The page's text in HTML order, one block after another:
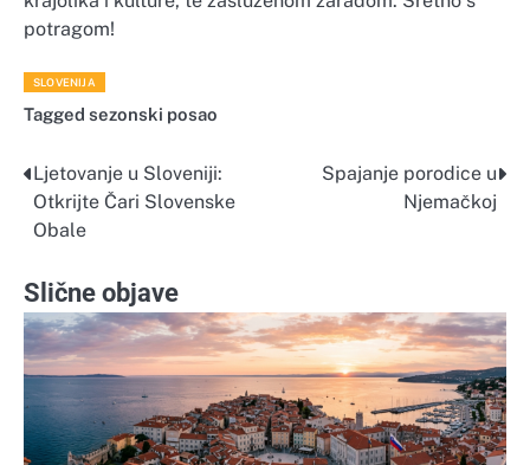
potragom!
SLOVENIJA
Tagged sezonski posao
Navigacija
objava
Ljetovanje u Sloveniji:
Otkrijte Čari Slovenske
Obale
Spajanje porodice u
Njemačkoj
Slične objave